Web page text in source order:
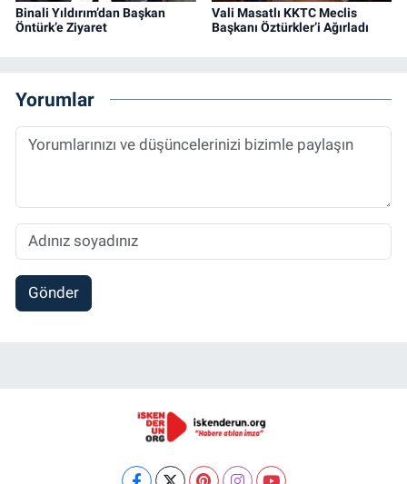
Binali Yıldırım’dan Başkan
Öntürk’e Ziyaret
Vali Masatlı KKTC Meclis
Başkanı Öztürkler’i Ağırladı
Yorumlar
Gönder